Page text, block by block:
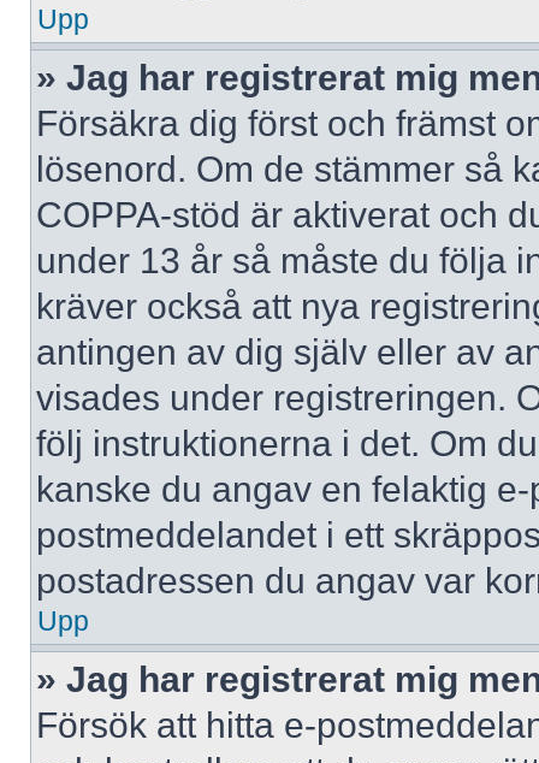
Upp
» Jag har registrerat mig
Försäkra dig först och främst
lösenord. Om de stämmer så
COPPA-stöd är aktiverat och
under 13 år så måste du följa
kräver också att nya
antingen av dig själv eller av
visades under registreringen.
följ instruktionerna i det. Om
kanske du angav en felaktig
postmeddelandet i ett
postadressen du angav var
Upp
» Jag har registrerat mig
Försök att hitta e-